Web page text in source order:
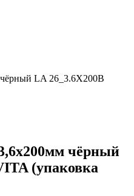
LA 26_3.6X200B
чёрный
(упаковка